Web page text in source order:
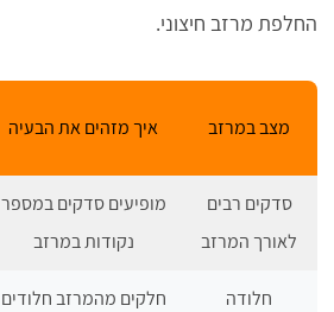
החלפת מרזב חיצוני.
מצב במרזב איך מזהים את הבעיה
סדקים רבים
לאורך המרזב
מופיעים סדקים במספר
נקודות במרזב
חלודה
חלקים מהמרזב חלודים